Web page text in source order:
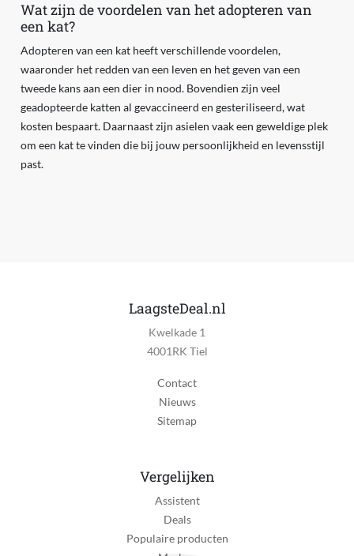
Wat zijn de voordelen van het adopteren van
een kat?
Adopteren van een kat heeft verschillende voordelen,
waaronder het redden van een leven en het geven van een
tweede kans aan een dier in nood. Bovendien zijn veel
geadopteerde katten al gevaccineerd en gesteriliseerd, wat
kosten bespaart. Daarnaast zijn asielen vaak een geweldige plek
om een kat te vinden die bij jouw persoonlijkheid en levensstijl
past.
LaagsteDeal.nl
Kwelkade 1
4001RK Tiel
Contact
Nieuws
Sitemap
Vergelijken
Assistent
Deals
Populaire producten